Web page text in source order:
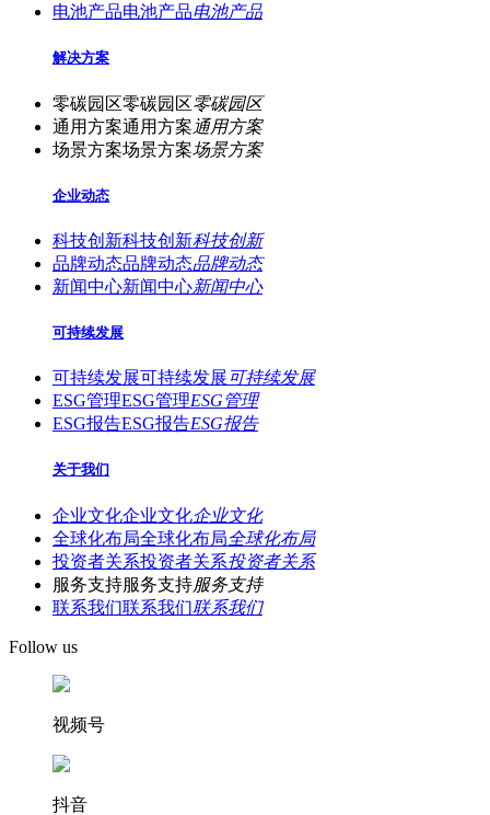
电池产品电池产品电池产品
解决方案
零碳园区零碳园区零碳园区
通用方案通用方案通用方案
场景方案场景方案场景方案
企业动态
科技创新科技创新科技创新
品牌动态品牌动态品牌动态
新闻中心新闻中心新闻中心
可持续发展
可持续发展可持续发展 可持续发展
ESG管理ESG管理ESG管理
ESG报告ESG报告ESG报告
关于我们
企业文化企业文化企业文化
全球化布局全球化布局全球化布局
投资者关系投资者关系投资者关系
服务支持服务支持服务支持
联系我们联系我们联系我们
Follow us
视频号
抖音